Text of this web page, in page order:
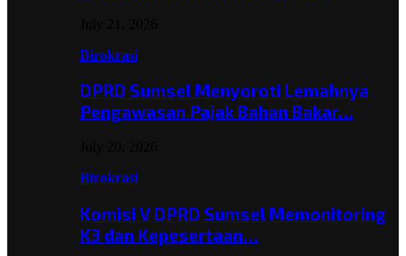
Birokrasi
DPRD Sumsel Menyoroti Lemahnya
Pengawasan Pajak Bahan Bakar…
Birokrasi
Komisi V DPRD Sumsel Memonitoring
K3 dan Kepesertaan…